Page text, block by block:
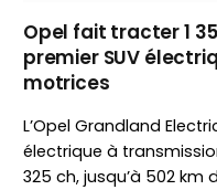
Opel fait tracter 1
premier SUV
motrices
L’Opel Grandland
électrique à
325 ch, jusqu’à 502